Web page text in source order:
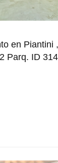
en Piantini
Parq. ID